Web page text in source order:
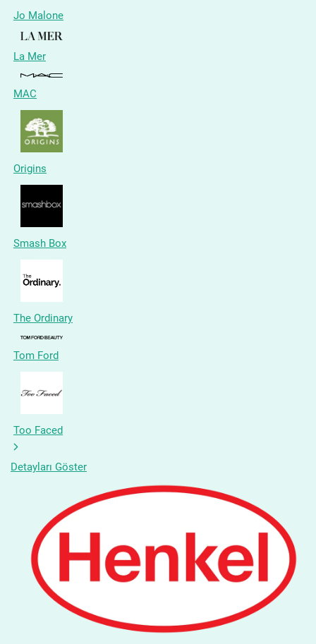
Jo Malone
La Mer
MAC
Origins
Smash Box
The Ordinary
Tom Ford
Too Faced
Detayları Göster